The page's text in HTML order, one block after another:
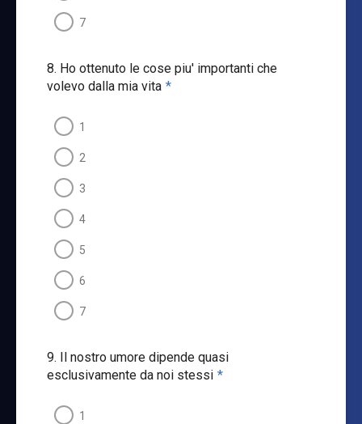
7
8. Ho ottenuto le cose piu' importanti che
volevo dalla mia vita *
1
2
3
4
5
6
7
9. Il nostro umore dipende quasi
esclusivamente da noi stessi *
1